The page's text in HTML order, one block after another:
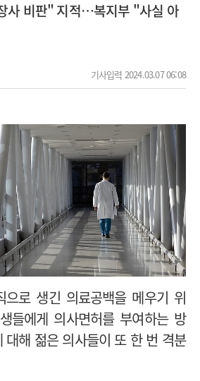
사 비판" 지적…복지부 "사실 아
기사입력 2024.03.07 06:08
으로 생긴 의료공백을 메우기 위
들에게 의사면허를 부여하는 방
대해 젊은 의사들이 또 한 번 격분